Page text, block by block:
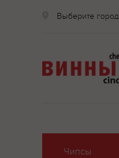
Выберите город
Чипсы